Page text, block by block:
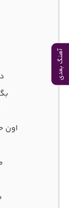
آهنگ بعدی
اون